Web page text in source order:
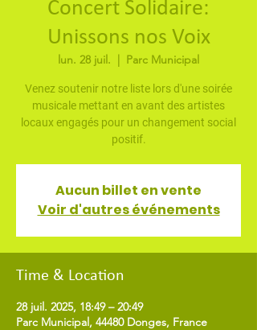
Concert Solidaire:
Unissons nos Voix
lun. 28 juil.
  |
Parc Municipal
Venez soutenir notre liste lors d'une soirée
musicale mettant en avant des artistes
locaux engagés pour un changement social
positif.
Aucun billet en vente
Voir d'autres événements
Time & Location
28 juil. 2025, 18:49 – 20:49
Parc Municipal, 44480 Donges, France